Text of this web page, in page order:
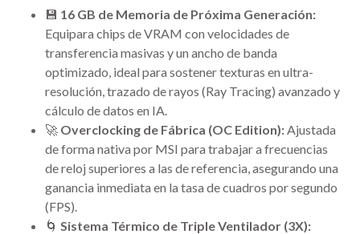
💾 16 GB de Memoria de Próxima Generación:
Equipara chips de VRAM con velocidades de
transferencia masivas y un ancho de banda
optimizado, ideal para sostener texturas en ultra-
resolución, trazado de rayos (Ray Tracing) avanzado y
cálculo de datos en IA.
🚀 Overclocking de Fábrica (OC Edition):Ajustada
de forma nativa por MSI para trabajar a frecuencias
de reloj superiores a las de referencia, asegurando una
ganancia inmediata en la tasa de cuadros por segundo
(FPS).
🌀 Sistema Térmico de Triple Ventilador (3X):